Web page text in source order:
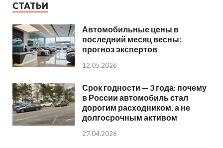
СТАТЬИ
Автомобильные цены в
последний месяц весны:
прогноз экспертов
12.05.2026
Срок годности — 3 года: почему
в России автомобиль стал
дорогим расходником, а не
долгосрочным активом
27.04.2026